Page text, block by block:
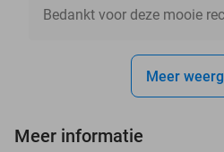
Bedankt voor deze mooie
Meer
Meer informatie